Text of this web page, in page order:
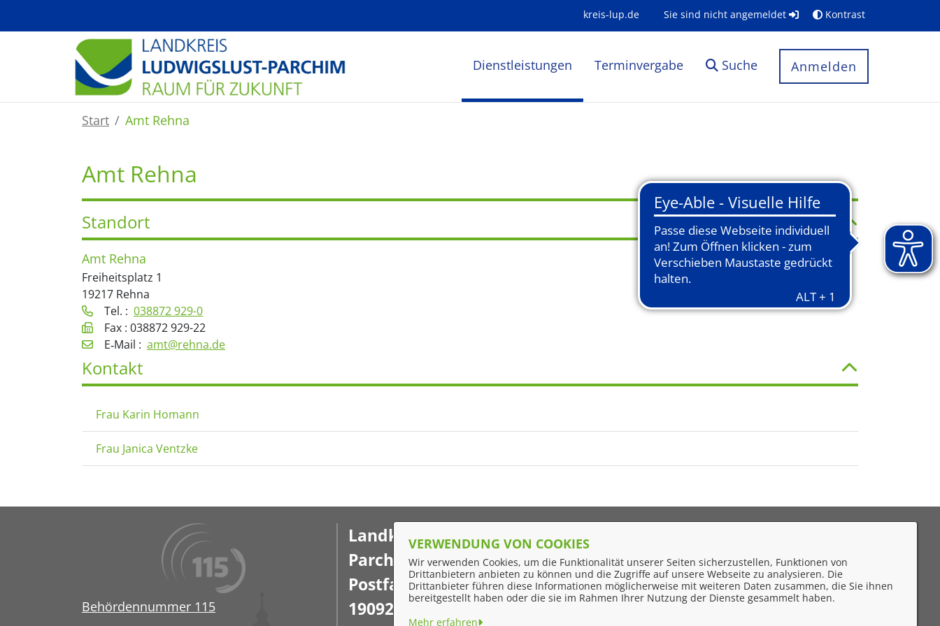
kreis-lup.de Sie sind nicht angemeldet Kontrast
Dienstleistungen Terminvergabe Suche Anmelden
Start Amt Rehna
Amt Rehna
Standort
Amt Rehna
Freiheitsplatz 1
19217 Rehna
Tel. : 038872 929-0
Fax : 038872 929-22
E‑Mail : amt@rehna.de
Kontakt
Frau Karin Homann
Frau Janica Ventzke
Behördennummer 115
Landkreis Ludwigslust-
Parchim
Postfach 16 02 20
19092 Schwerin
Impressum
Datenschutzerklärung
VERWENDUNG VON COOKIES
Wir verwenden Cookies, um die Funktionalität unserer Seiten sicherzustellen, Funktionen von
Drittanbietern anbieten zu können und die Zugriffe auf unsere Webseite zu analysieren. Die
Drittanbieter führen diese Informationen möglicherweise mit weiteren Daten zusammen, die Sie ihnen
bereitgestellt haben oder die sie im Rahmen Ihrer Nutzung der Dienste gesammelt haben.
Mehr erfahren